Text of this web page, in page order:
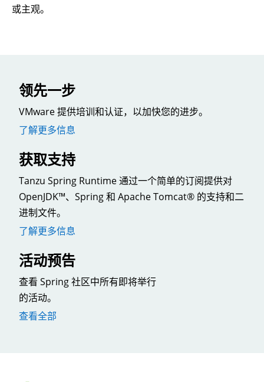
或主观。
领先一步
VMware 提供培训和认证，以加快您的进步。
了解更多信息
获取支持
Tanzu Spring Runtime 通过一个简单的订阅提供对
OpenJDK™、Spring 和 Apache Tomcat® 的支持和二
进制文件。
了解更多信息
活动预告
查看 Spring 社区中所有即将举行
的活动。
查看全部